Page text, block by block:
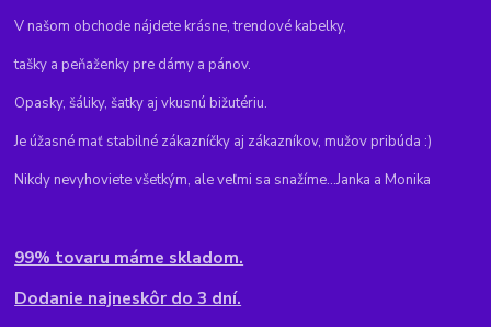
V našom obchode nájdete krásne, trendové kabelky,
tašky a peňaženky pre dámy a pánov.
Opasky, šáliky, šatky aj vkusnú bižutériu.
Je úžasné mať stabilné zákazníčky aj zákazníkov, mužov pribúda :)
Nikdy nevyhoviete všetkým, ale veľmi sa snažíme...Janka a Monika
99% tovaru máme skladom.
Dodanie najneskôr do 3 dní.